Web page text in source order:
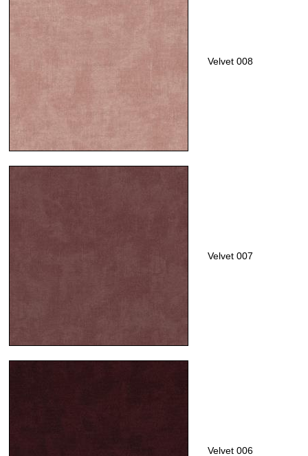
Velvet 008
Velvet 007
Velvet 006